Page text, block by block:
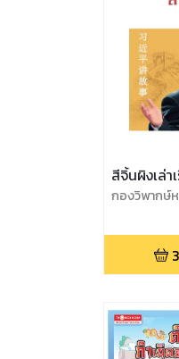
สีจิ้นผิงเล่า
กองวิพากษ์